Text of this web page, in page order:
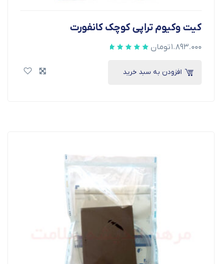
کیت وکیوم تراپی کوچک کانفورت
۱.۸۹۳.۰۰۰تومان
افزودن به سبد خرید